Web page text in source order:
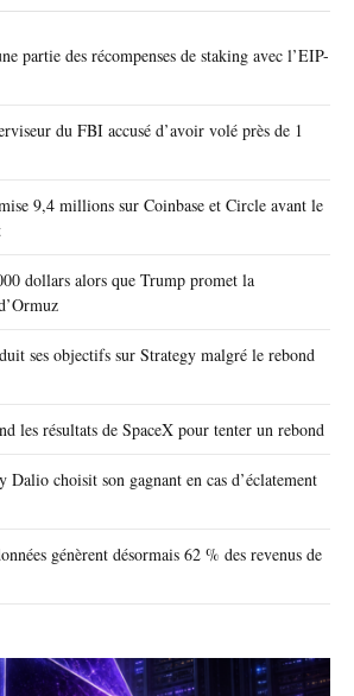
partie des récompenses de staking avec l’EIP-
du FBI accusé d’avoir volé près de 1
9,4 millions sur Coinbase et Circle avant le
dollars alors que Trump promet la
ses objectifs sur Strategy malgré le rebond
les résultats de SpaceX pour tenter un rebond
Dalio choisit son gagnant en cas d’éclatement
génèrent désormais 62 % des revenus de